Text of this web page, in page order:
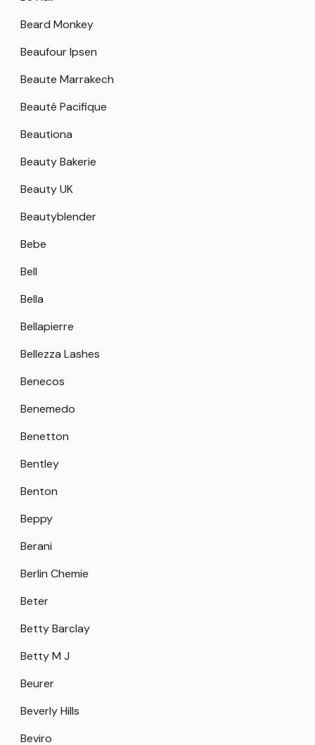
Beard Monkey
Beaufour Ipsen
Beaute Marrakech
Beauté Pacifique
Beautiona
Beauty Bakerie
Beauty UK
Beautyblender
Bebe
Bell
Bella
Bellapierre
Bellezza Lashes
Benecos
Benemedo
Benetton
Bentley
Benton
Beppy
Berani
Berlin Chemie
Beter
Betty Barclay
Betty M J
Beurer
Beverly Hills
Beviro